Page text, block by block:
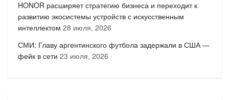
HONOR расширяет стратегию бизнеса и переходит к
развитию экосистемы устройств с искусственным
интеллектом 28 июля, 2026
СМИ: Главу аргентинского футбола задержали в США —
фейк в сети 23 июля, 2026